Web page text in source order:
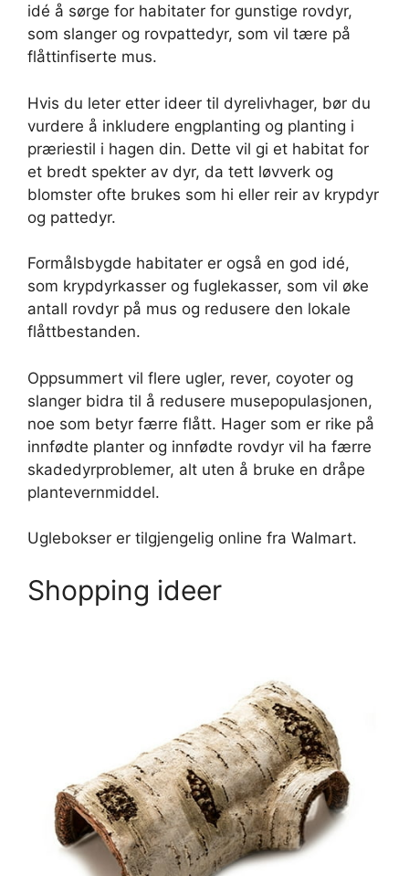
idé å sørge for habitater for gunstige rovdyr,
som slanger og rovpattedyr, som vil tære på
flåttinfiserte mus.
Hvis du leter etter ideer til dyrelivhager, bør du
vurdere å inkludere engplanting og planting i
præriestil i hagen din. Dette vil gi et habitat for
et bredt spekter av dyr, da tett løvverk og
blomster ofte brukes som hi eller reir av krypdyr
og pattedyr.
Formålsbygde habitater er også en god idé,
som krypdyrkasser og fuglekasser, som vil øke
antall rovdyr på mus og redusere den lokale
flåttbestanden.
Oppsummert vil flere ugler, rever, coyoter og
slanger bidra til å redusere musepopulasjonen,
noe som betyr færre flått. Hager som er rike på
innfødte planter og innfødte rovdyr vil ha færre
skadedyrproblemer, alt uten å bruke en dråpe
plantevernmiddel.
Uglebokser er tilgjengelig online fra Walmart.
Shopping ideer